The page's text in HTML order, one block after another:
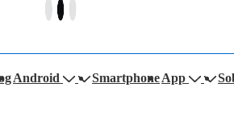
Android SmartphoneApp